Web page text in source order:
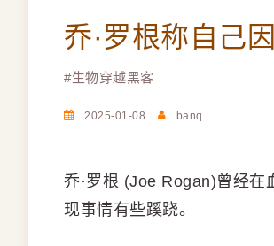
乔·罗根称自己
#生物穿越黑客
2025-01-08 banq
乔·罗根 (Joe Rogan)曾经
现事情有些蹊跷。